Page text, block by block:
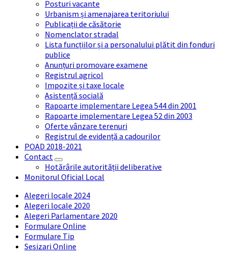
Posturi vacante
Urbanism și amenajarea teritoriului
Publicații de căsătorie
Nomenclator stradal
Lista funcțiilor și a personalului plătit din fonduri
publice
Anunțuri promovare examene
Registrul agricol
Impozite și taxe locale
Asistență socială
Rapoarte implementare Legea 544 din 2001
Rapoarte implementare Legea 52 din 2003
Oferte vânzare terenuri
Registrul de evidență a cadourilor
POAD 2018-2021
Contact
Hotărârile autorității deliberative
Monitorul Oficial Local
Alegeri locale 2024
Alegeri locale 2020
Alegeri Parlamentare 2020
Formulare Online
Formulare Tip
Sesizari Online